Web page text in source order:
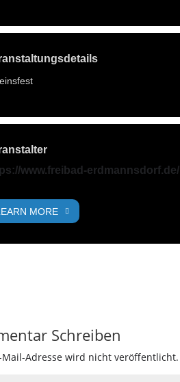
www.freibad-erdmannsdorf.de/
MORE
Schreiben
Mail-Adresse wird nicht veröffentlicht.